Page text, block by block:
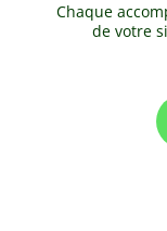
Chaque
de votre